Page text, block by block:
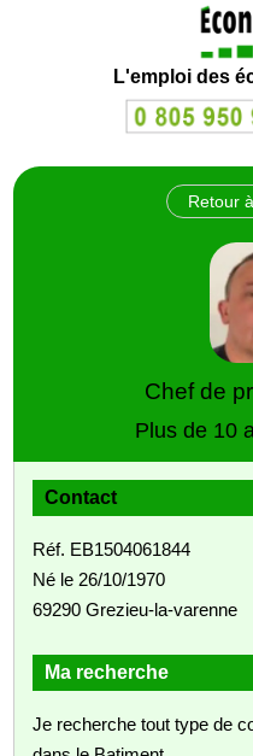
L'emploi des
Retour
Chef de
Plus de 10
Contact
Réf. EB1504061844
Né le 26/10/1970
69290 Grezieu-la-varenne
Ma recherche
Je recherche tout type de